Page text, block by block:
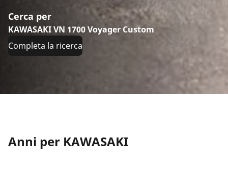
Cerca per
KAWASAKI VN 1700 Voyager Custom
Completa la ricerca
Anni per KAWASAKI